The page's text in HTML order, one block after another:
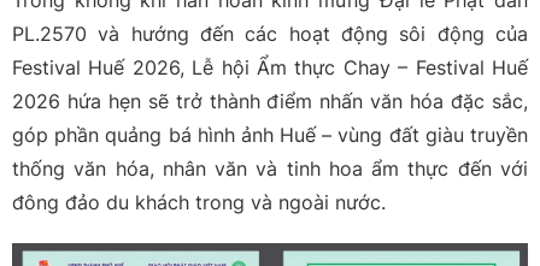
PL.2570 và hướng đến các hoạt động sôi động của
Festival Huế 2026, Lễ hội Ẩm thực Chay – Festival Huế
2026 hứa hẹn sẽ trở thành điểm nhấn văn hóa đặc sắc,
góp phần quảng bá hình ảnh Huế – vùng đất giàu truyền
thống văn hóa, nhân văn và tinh hoa ẩm thực đến với
đông đảo du khách trong và ngoài nước.